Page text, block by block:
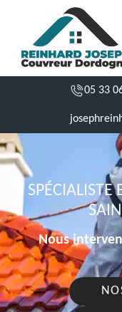
05 33
SPÉCIALISTE
Nous